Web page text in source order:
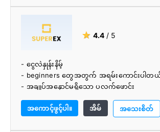
★ 4.4 / 5
- ငွေလဲနှုန်းနိမ့်
- beginners တွေအတွက် အရမ်းကောင်းပါတ
- အချုပ်အနှောင်မရှိသော ပလက်ဖောင်း
- အထူးကောင်းမွန်သော ဖောက်သည်ပံ့ပိုးမှု
အကောင့်ဖွင့်ပါ။ အိမ် အသေးစိတ်